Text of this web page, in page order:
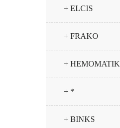
+ ELCIS
+ FRAKO
+ HEMOMATIK
+ *
+ BINKS